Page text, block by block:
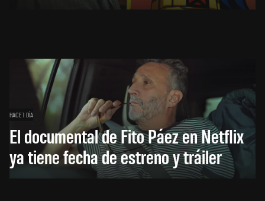
HACE 1 DÍA
El documental de Fito Páez en Netflix
ya tiene fecha de estreno y tráiler